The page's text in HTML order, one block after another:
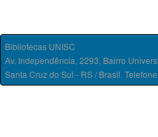
Bibliotecas UNISC
Av. Independência, 2293, Bairro
Santa Cruz do Sul - RS / Brasil.